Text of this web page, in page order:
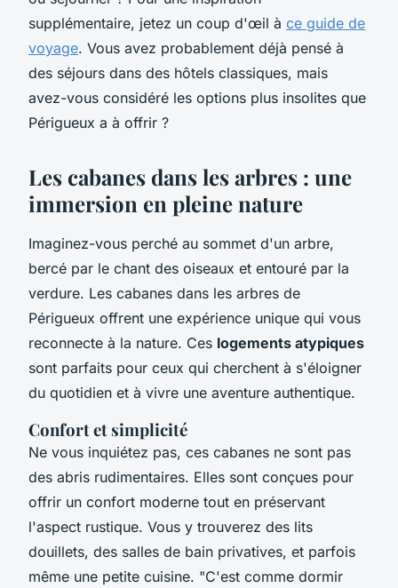
supplémentaire, jetez un coup d'œil à ce guide de
voyage. Vous avez probablement déjà pensé à
des séjours dans des hôtels classiques, mais
avez-vous considéré les options plus insolites que
Périgueux a à offrir ?
Les cabanes dans les arbres : une
immersion en pleine nature
Imaginez-vous perché au sommet d'un arbre,
bercé par le chant des oiseaux et entouré par la
verdure. Les cabanes dans les arbres de
Périgueux offrent une expérience unique qui vous
reconnecte à la nature. Ces logements atypiques
sont parfaits pour ceux qui cherchent à s'éloigner
du quotidien et à vivre une aventure authentique.
Confort et simplicité
Ne vous inquiétez pas, ces cabanes ne sont pas
des abris rudimentaires. Elles sont conçues pour
offrir un confort moderne tout en préservant
l'aspect rustique. Vous y trouverez des lits
douillets, des salles de bain privatives, et parfois
même une petite cuisine. "C'est comme dormir